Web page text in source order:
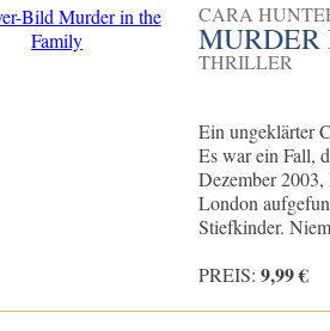
CARA
THRILLER
Ein ungeklärter
Es war ein Fall,
Dezember
London
Stiefkinder.
PREIS:9,99 €